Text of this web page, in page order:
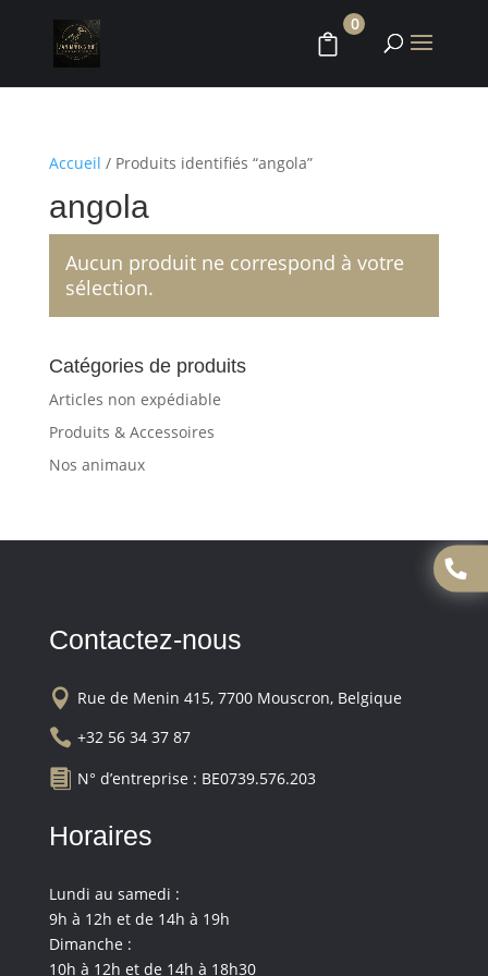
0
Accueil / Produits identifiés “angola”
angola
Aucun produit ne correspond à votre
sélection.
Catégories de produits
Articles non expédiable
Produits & Accessoires
Nos animaux
Contactez-nous
 Rue de Menin 415, 7700 Mouscron, Belgique
 +32 56 34 37 87
 N° d’entreprise : BE0739.576.203
Horaires
Lundi au samedi :
9h à 12h et de 14h à 19h
Dimanche :
10h à 12h et de 14h à 18h30